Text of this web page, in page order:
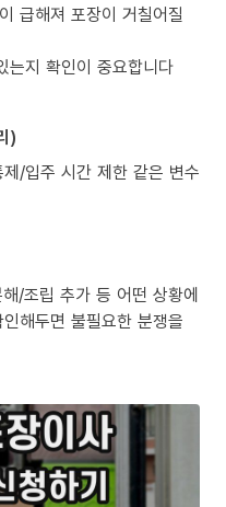
급해져 포장이 거칠어질
는지 확인이 중요합니다
)
/입주 시간 제한 같은 변수
/조립 추가 등 어떤 상황에
해두면 불필요한 분쟁을